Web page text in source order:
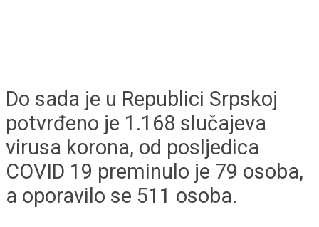
Do sada je u Republici Srpskoj
potvrđeno je 1.168 slučajeva
virusa korona, od posljedica
COVID 19 preminulo je 79 osoba,
a oporavilo se 511 osoba.